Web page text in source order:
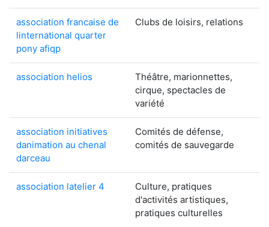
association francaise de
linternational quarter
pony afiqp
Clubs de loisirs, relations
association helios
Théâtre, marionnettes,
cirque, spectacles de
variété
association initiatives
danimation au chenal
darceau
Comités de défense,
comités de sauvegarde
association latelier 4
Culture, pratiques
d'activités artistiques,
pratiques culturelles